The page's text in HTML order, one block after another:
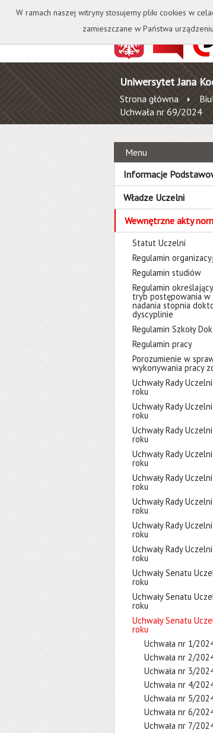
Kontakt
Uniwersytet Jana
Strona główna
Uchwała nr 69/2024
Menu
Informacje
Władze Uczelni
Wewnętrzne akty
Statut Uczelni
Regulamin
Regulamin studiów
Regulamin
tryb postępowania w
nadania stopnia
dyscyplinie
Regulamin Szkoły
Regulamin pracy
Porozumienie w
wykonywania pracy
Uchwały Rady
roku
Uchwały Rady
roku
Uchwały Rady
roku
Uchwały Rady
roku
Uchwały Rady
roku
Uchwały Rady
roku
Uchwały Rady
roku
Uchwały Rady
roku
Uchwały Senatu
roku
Uchwały Senatu
roku
Uchwały Senatu
roku
Uchwała nr 1/
Uchwała nr 2/
Uchwała nr 3/
Uchwała nr 4/
Uchwała nr 5/
Uchwała nr 6/
Uchwała nr 7/
W ramach naszej witryny stosujemy pliki cookies w
zamieszczane w Państwa